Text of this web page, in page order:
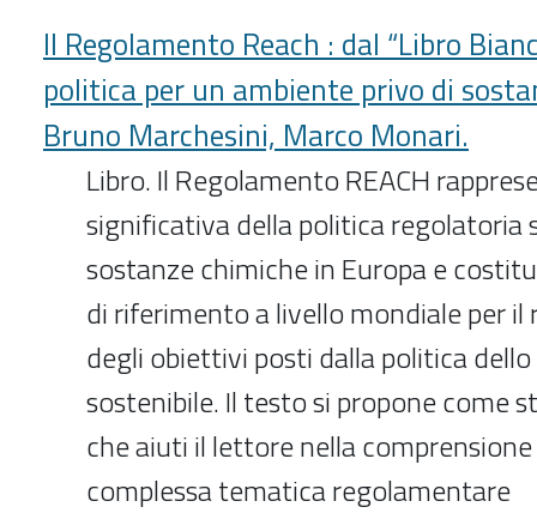
Il Regolamento Reach : dal “Libro
politica per un ambiente privo di
Bruno Marchesini, Marco Monari.
Libro. Il Regolamento REACH
significativa della politica regolatoria
sostanze chimiche in Europa e
di riferimento a livello mondiale per
degli obiettivi posti dalla politica
sostenibile. Il testo si propone come
che aiuti il lettore nella
complessa tematica regolamentare